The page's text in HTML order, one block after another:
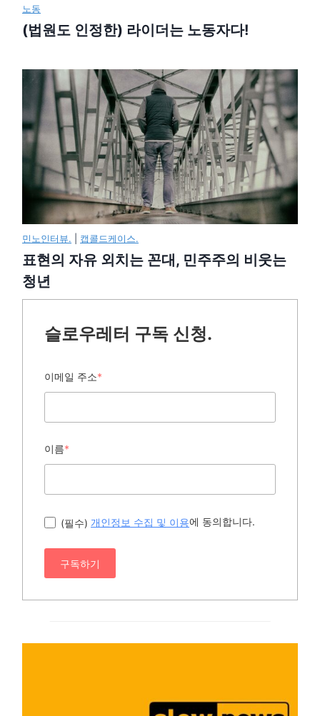
노동
(법원도 인정한) 라이더는 노동자다!
민노인터뷰. 캡콜드케이스.
표현의 자유 외치는 꼰대, 민주주의 비웃는
청년
슬로우레터 구독 신청.
이메일 주소*
이름*
(필수) 개인정보 수집 및 이용에 동의합니다.
구독하기